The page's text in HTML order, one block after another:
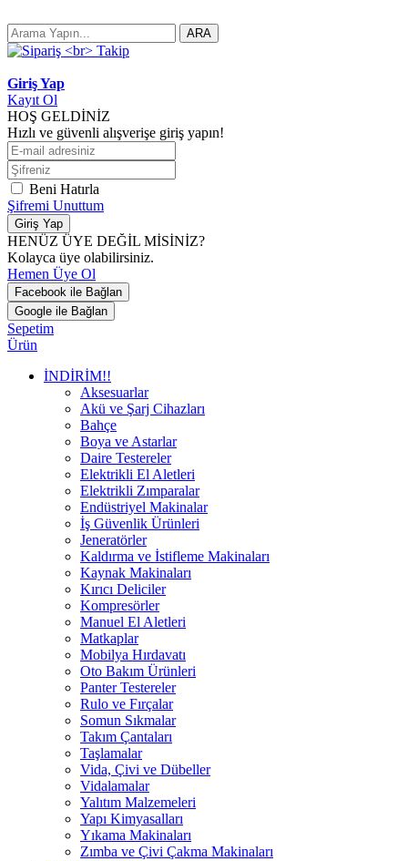
ARA
Giriş Yap
Kayıt Ol
HOŞ GELDİNİZ
Hızlı ve güvenli alışverişe giriş yapın!
Beni Hatırla
Şifremi Unuttum
Giriş Yap
HENÜZ ÜYE DEĞİL MİSİNİZ?
Kolayca üye olabilirsiniz.
Hemen Üye Ol
Facebook ile Bağlan
Google ile Bağlan
Sepetim
Ürün
İNDİRİM!!
Aksesuarlar
Akü ve Şarj Cihazları
Bahçe
Boya ve Astarlar
Daire Testereler
Elektrikli El Aletleri
Elektrikli Zımparalar
Endüstriyel Makinalar
İş Güvenlik Ürünleri
Jeneratörler
Kaldırma ve İstifleme Makinaları
Kaynak Makinaları
Kırıcı Deliciler
Kompresörler
Manuel El Aletleri
Matkaplar
Mobilya Hırdavatı
Oto Bakım Ürünleri
Panter Testereler
Rulo ve Fırçalar
Somun Sıkmalar
Takım Çantaları
Taşlamalar
Vida, Çivi ve Dübeller
Vidalamalar
Yalıtım Malzemeleri
Yapı Kimyasalları
Yıkama Makinaları
Zımba ve Çivi Çakma Makinaları